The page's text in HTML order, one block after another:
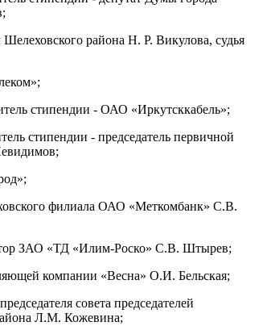
района Н. Р. Викулова, судья
стипендии - ОАО «Иркутсккабель»;
стипендии - председатель первичной
филиала ОАО «Меткомбанк» С.В.
ЗАО «ТД «Илим-Роско» С.В. Штырев;
компании «Весна» О.И. Бельская;
совета председателей
Л.М. Кожевина;